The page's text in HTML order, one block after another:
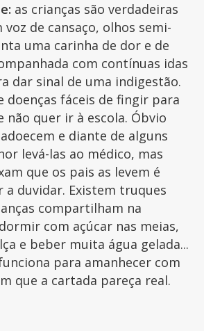
as crianças são verdadeiras
voz de cansaço, olhos semi-
uma carinha de dor e de
com contínuas idas
dar sinal de uma indigestão.
doenças fáceis de fingir para
não quer ir à escola. Óbvio
e diante de alguns
levá-las ao médico, mas
que os pais as levem é
a duvidar. Existem truques
compartilham na
com açúcar nas meias,
e beber muita água gelada...
para amanhecer com
que a cartada pareça real.